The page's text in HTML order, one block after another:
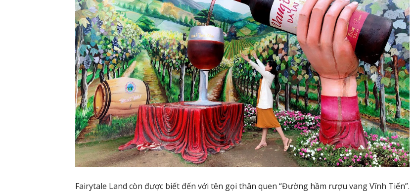
Fairytale Land còn được biết đến với tên gọi thân quen “Đường hầm rượu vang Vĩnh Tiến”.